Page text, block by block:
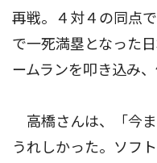
再戦。４対４の同点
で一死満塁となった
ームランを叩き込み、
高橋さんは、「今
うれしかった。ソフ